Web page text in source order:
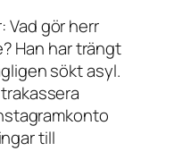
Vad gör herr
Han har trängt
sökt asyl.
till